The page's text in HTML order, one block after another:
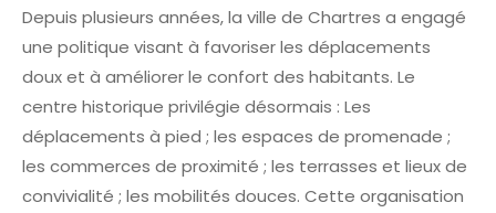
Depuis plusieurs années, la ville de Chartres a engagé
une politique visant à favoriser les déplacements
doux et à améliorer le confort des habitants. Le
centre historique privilégie désormais : Les
déplacements à pied ; les espaces de promenade ;
les commerces de proximité ; les terrasses et lieux de
convivialité ; les mobilités douces. Cette organisation